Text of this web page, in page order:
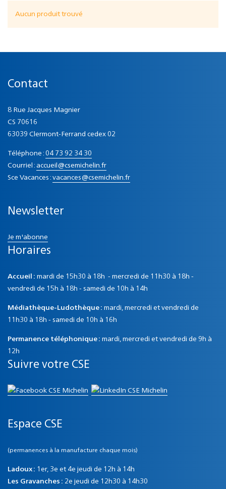
Aucun produit trouvé
Contact
8 Rue Jacques Magnier
CS 70616
63039 Clermont-Ferrand cedex 02
Téléphone : 04 73 92 34 30
Courriel : accueil@csemichelin.fr
Sce Vacances : vacances@csemichelin.fr
Newsletter
Je m'abonne
Horaires
Accueil : mardi de 15h30 à 18h - mercredi de 11h30 à 18h -
vendredi de 15h à 18h - samedi de 10h à 14h
Médiathèque-Ludothèque : mardi, mercredi et vendredi de
11h30 à 18h - samedi de 10h à 16h
Permanence téléphonique : mardi, mercredi et vendredi de 9h à
12h
Suivre votre CSE
Espace CSE
(permanences à la manufacture chaque mois)
Ladoux : 1er, 3e et 4e jeudi de 12h à 14h
Les Gravanches : 2e jeudi de 12h30 à 14h30